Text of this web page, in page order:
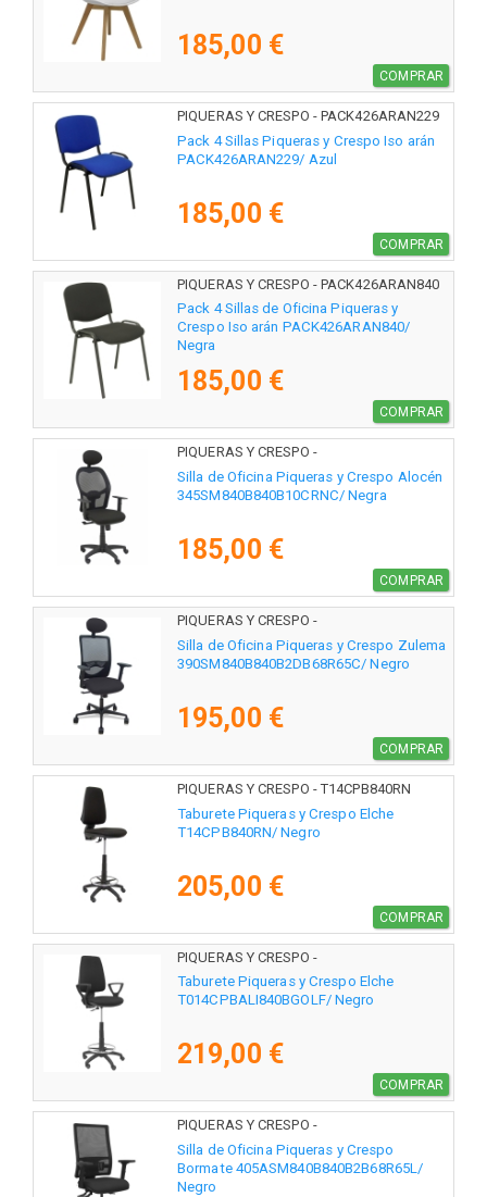
185,00 €
COMPRAR
PIQUERAS Y CRESPO - PACK426ARAN229
Pack 4 Sillas Piqueras y Crespo Iso arán
PACK426ARAN229/ Azul
185,00 €
COMPRAR
PIQUERAS Y CRESPO - PACK426ARAN840
Pack 4 Sillas de Oficina Piqueras y
Crespo Iso arán PACK426ARAN840/
Negra
185,00 €
COMPRAR
PIQUERAS Y CRESPO -
345SM840B840B10CRNC
Silla de Oficina Piqueras y Crespo Alocén
345SM840B840B10CRNC/ Negra
185,00 €
COMPRAR
PIQUERAS Y CRESPO -
390SM840B840B2DB68R65C
Silla de Oficina Piqueras y Crespo Zulema
390SM840B840B2DB68R65C/ Negro
195,00 €
COMPRAR
PIQUERAS Y CRESPO - T14CPB840RN
Taburete Piqueras y Crespo Elche
T14CPB840RN/ Negro
205,00 €
COMPRAR
PIQUERAS Y CRESPO -
T014CPBALI840BGOLF
Taburete Piqueras y Crespo Elche
T014CPBALI840BGOLF/ Negro
219,00 €
COMPRAR
PIQUERAS Y CRESPO -
405ASM840B840B2B68R65L
Silla de Oficina Piqueras y Crespo
Bormate 405ASM840B840B2B68R65L/
Negro